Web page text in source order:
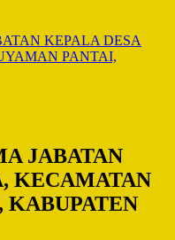
KEPALA DESA
PANTAI,
JABATAN
KECAMATAN
KABUPATEN